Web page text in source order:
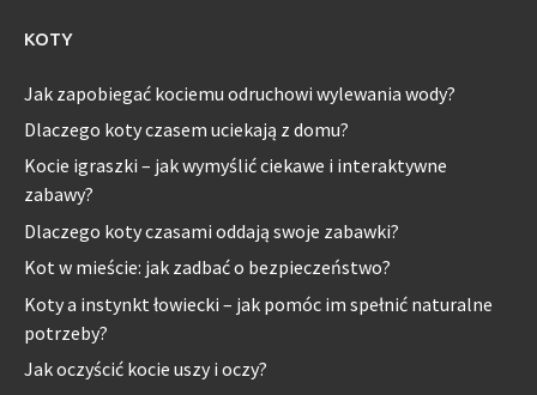
KOTY
Jak zapobiegać kociemu odruchowi wylewania wody?
Dlaczego koty czasem uciekają z domu?
Kocie igraszki – jak wymyślić ciekawe i interaktywne
zabawy?
Dlaczego koty czasami oddają swoje zabawki?
Kot w mieście: jak zadbać o bezpieczeństwo?
Koty a instynkt łowiecki – jak pomóc im spełnić naturalne
potrzeby?
Jak oczyścić kocie uszy i oczy?